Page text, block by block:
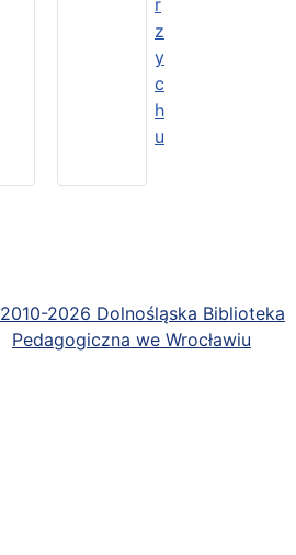
r
z
y
c
h
u
2010-2026 Dolnośląska Biblioteka
Pedagogiczna we Wrocławiu